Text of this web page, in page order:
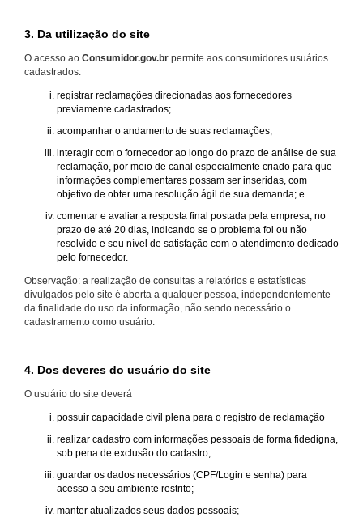
3. Da utilização do site
O acesso ao Consumidor.gov.br permite aos consumidores usuários
cadastrados:
registrar reclamações direcionadas aos fornecedores
previamente cadastrados;
acompanhar o andamento de suas reclamações;
interagir com o fornecedor ao longo do prazo de análise de sua
reclamação, por meio de canal especialmente criado para que
informações complementares possam ser inseridas, com
objetivo de obter uma resolução ágil de sua demanda; e
comentar e avaliar a resposta final postada pela empresa, no
prazo de até 20 dias, indicando se o problema foi ou não
resolvido e seu nível de satisfação com o atendimento dedicado
pelo fornecedor.
Observação: a realização de consultas a relatórios e estatísticas
divulgados pelo site é aberta a qualquer pessoa, independentemente
da finalidade do uso da informação, não sendo necessário o
cadastramento como usuário.
4. Dos deveres do usuário do site
O usuário do site deverá
possuir capacidade civil plena para o registro de reclamação
realizar cadastro com informações pessoais de forma fidedigna,
sob pena de exclusão do cadastro;
guardar os dados necessários (CPF/Login e senha) para
acesso a seu ambiente restrito;
manter atualizados seus dados pessoais;